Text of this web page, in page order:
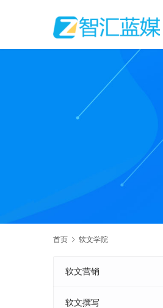
首页 软文学院
软文营销
软文撰写